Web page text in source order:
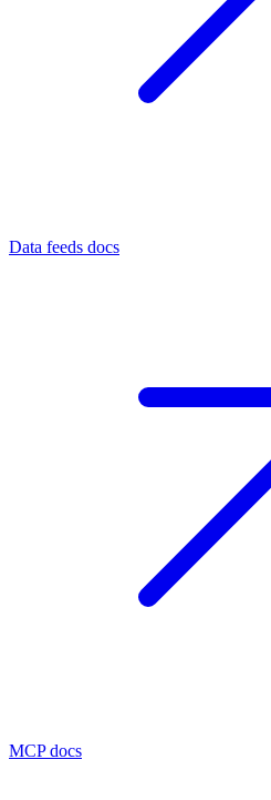
Data feeds docs
MCP docs